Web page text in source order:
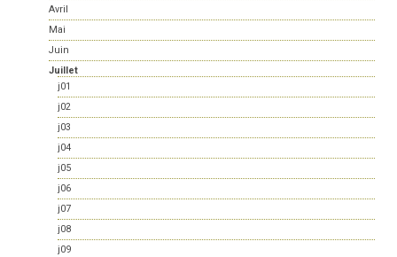
Avril
Mai
Juin
Juillet
j01
j02
j03
j04
j05
j06
j07
j08
j09